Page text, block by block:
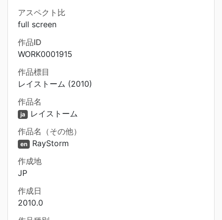
アスペクト比
full screen
作品ID
WORK0001915
作品標目
レイストーム (2010)
作品名
ja レイストーム
作品名（その他）
en RayStorm
作成地
JP
作成日
2010.0